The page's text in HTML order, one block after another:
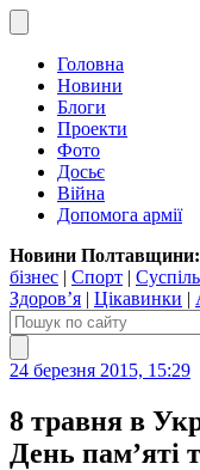
Головна
Новини
Блоги
Проекти
Фото
Досьє
Війна
Допомога армії
Новини Полтавщини:
бізнес | Спорт |
Здоров’я | Цікавинки |
24 березня 2015, 15:29
8 травня в
День пам’яті